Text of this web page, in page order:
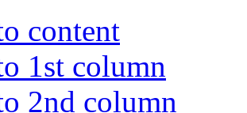
content
1st column
2nd column